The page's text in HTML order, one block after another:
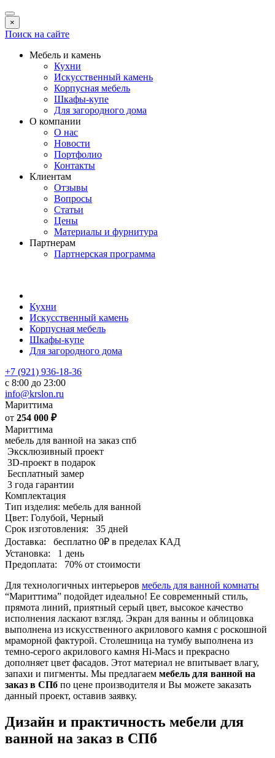
×
Поиск на сайте
Мебель и камень
Кухни
Искусственный камень
Корпусная мебель
Шкафы-купе
Для загородного дома
О компании
О нас
Новости
Портфолио
Контакты
Клиентам
Отзывы
Вопросы
Статьи
Цены
Материалы и фурнитура
Партнерам
Партнерская программа
Кухни
Искусственный камень
Корпусная мебель
Шкафы-купе
Для загородного дома
+7 (921) 936-18-36
с 8:00 до 23:00
info@krslon.ru
Мариттима
от 254 000 ₽
Мариттима
мебель для ванной на заказ спб
Эксклюзивный проект
3D-проект в подарок
Бесплатный замер
3 года гарантии
Комплектация
Тип изделия: мебель для ванной
Цвет: Голубой, Черный
Срок изготовления:
35 дней
Доставка:
бесплатно 0₽ в пределах КАД
Установка:
1 день
Предоплата:
70% от стоимости
Для технологичных интерьеров мебель для ванной комнаты
“Мариттима” подойдет идеально! Ее современный стиль,
прямота линий, приятный серый цвет, высокое качество
исполнения ласкают взгляд. Экран для ванны и облицовка
выполнена из искусственного акрилового камня с роскошной
мраморной фактурой. Столешница на тумбу выполнена из
темно-серого акрилового камня Hi-Macs и прекрасно
дополняет цвет фасадов. Этот материал не впитывает влагу,
запахи и пигменты. Мы предлагаем мебель для ванной на
заказ в СПб по цене производителя и Вы можете заказать
данный проект, оставив заявку.
Дизайн и практичность мебели для
ванной на заказ в СПб